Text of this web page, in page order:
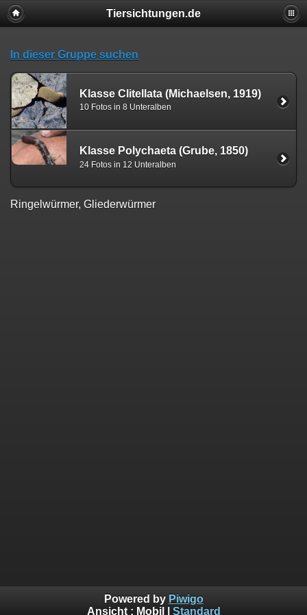
Tiersichtungen.de
In dieser Gruppe suchen
Klasse Clitellata (Michaelsen, 1919)
10 Fotos in 8 Unteralben
Klasse Polychaeta (Grube, 1850)
24 Fotos in 12 Unteralben
Ringelwürmer, Gliederwürmer
Powered by Piwigo
Ansicht : Mobil Standard